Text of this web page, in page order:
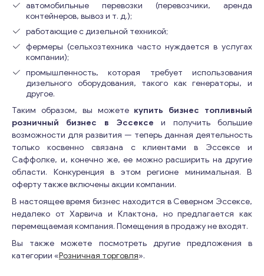
автомобильные перевозки (перевозчики, аренда
контейнеров, вывоз и т. д.);
работающие с дизельной техникой;
фермеры (сельхозтехника часто нуждается в услугах
компании);
промышленность, которая требует использования
дизельного оборудования, такого как генераторы, и
другое.
Таким образом, вы можете купить бизнес топливный
розничный бизнес в Эссексе и получить большие
возможности для развития — теперь данная деятельность
только косвенно связана с клиентами в Эссексе и
Саффолке, и, конечно же, ее можно расширить на другие
области. Конкуренция в этом регионе минимальная. В
оферту также включены акции компании.
В настоящее время бизнес находится в Северном Эссексе,
недалеко от Харвича и Клактона, но предлагается как
перемещаемая компания. Помещения в продажу не входят.
Вы также можете посмотреть другие предложения в
категории «Розничная торговля».